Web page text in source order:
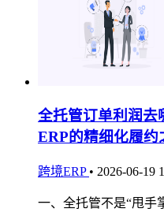
全托管订单利润去
ERP的精细化履约
跨境ERP • 2026-06-19
一、全托管不是“甩手